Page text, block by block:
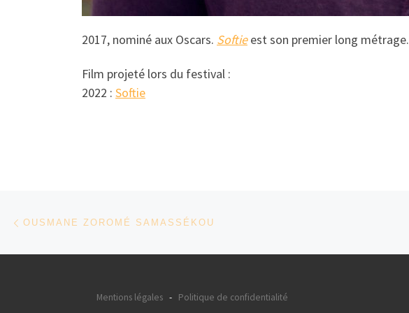
2017, nominé aux Oscars. Softieest son premier long métrage.
Film projeté lors du festival :
2022 : Softie
Parcourir les articles
OUSMANE ZOROMÉ SAMASSÉKOU
Mentions légales- Politique de confidentialité